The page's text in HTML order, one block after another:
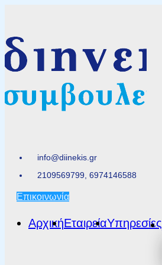
info@diinekis.gr
2109569799, 6974146588
Επικοινωνία
ΑρχικήΕταιρείαΥπηρεσίες